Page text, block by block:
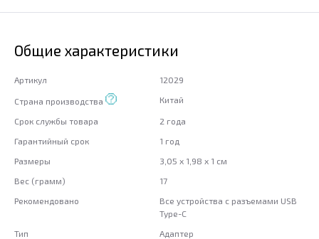
Общие характеристики
Артикул 12029
Страна производства Китай
Срок службы товара
2 года
Гарантийный срок
1 год
Размеры
3,05 x 1,98 x 1 см
Вес (грамм)
17
Рекомендовано
Все устройства с разъемами USB
Type-C
Тип
Адаптер